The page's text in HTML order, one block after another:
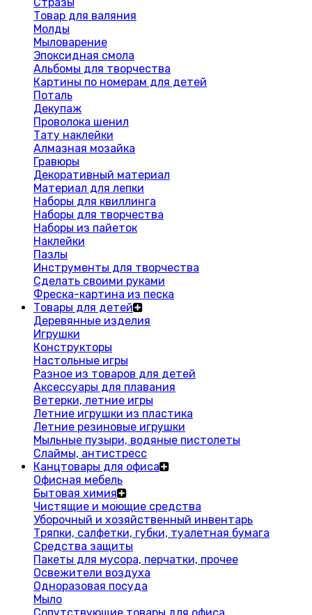
Товар для валяния
Молды
Мыловарение
Эпоксидная смола
Альбомы для творчества
Картины по номерам для детей
Поталь
Декупаж
Проволока шенил
Тату наклейки
Алмазная мозайка
Гравюры
Декоративный материал
Материал для лепки
Наборы для квиллинга
Наборы для творчества
Наборы из пайеток
Наклейки
Пазлы
Инструменты для творчества
Сделать своими руками
Фреска-картина из песка
Товары для детей
Деревянные изделия
Игрушки
Конструкторы
Настольные игры
Разное из товаров для детей
Аксессуары для плавания
Ветерки, летние игры
Летние игрушки из пластика
Летние резиновые игрушки
Мыльные пузыри, водяные пистолеты
Слаймы, антистресс
Канцтовары для офиса
Офисная мебель
Бытовая химия
Чистящие и моющие средства
Уборочный и хозяйственный инвентарь
Тряпки, салфетки, губки, туалетная бумага
Средства защиты
Пакеты для мусора, перчатки, прочее
Освежители воздуха
Одноразовая посуда
Мыло